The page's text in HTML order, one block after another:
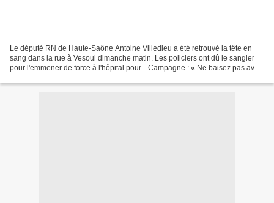
Le député RN de Haute-Saône Antoine Villedieu a été retrouvé la tête en
sang dans la rue à Vesoul dimanche matin. Les policiers ont dû le sangler
pour l'emmener de force à l'hôpital pour... Campagne : « Ne baisez pas avec
http://antiintox.canalblog.com/archives/2014/05/27/29948739.html...